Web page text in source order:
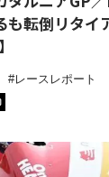
も転倒リタイ
レースレポート